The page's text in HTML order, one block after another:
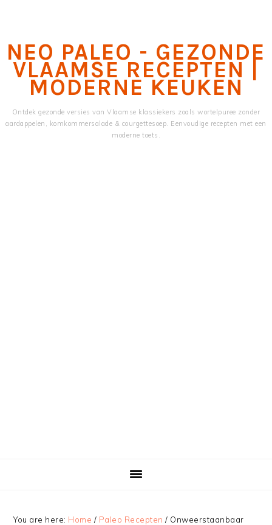
content
sidebar
NEO PALEO - GEZONDE
VLAAMSE RECEPTEN |
MODERNE KEUKEN
Ontdek gezonde versies van Vlaamse klassiekers zoals wortelpuree zonder
aardappelen, komkommersalade & courgettesoep. Eenvoudige recepten met een
moderne toets.
You are here: Home / Paleo Recepten / Onweerstaanbaar